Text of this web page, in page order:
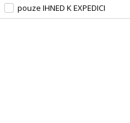
pouze IHNED K EXPEDICI